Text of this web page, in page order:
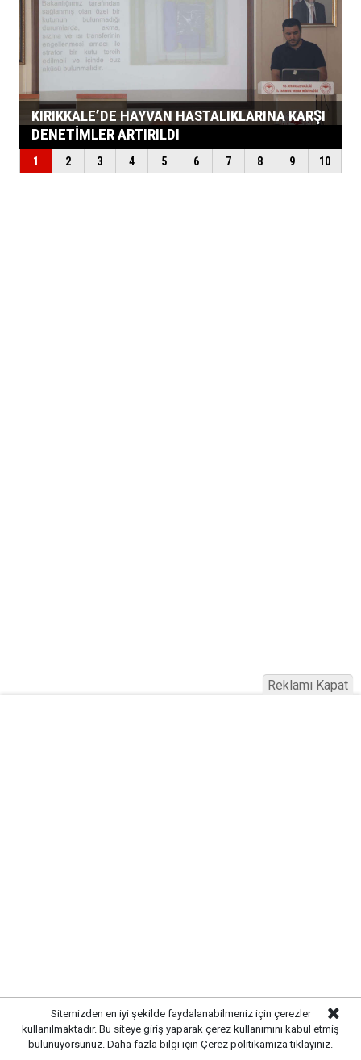
Sitemizden en iyi şekilde faydalanabilmeniz için çerezler
kullanılmaktadır. Bu siteye giriş yaparak çerez kullanımını kabul etmiş
bulunuyorsunuz. Daha fazla bilgi için Çerez politikamıza tıklayınız.
Reklamı Kapat